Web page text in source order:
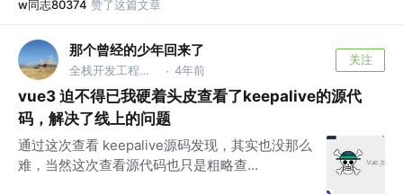
w同志80374 赞了这篇文章
那个曾经的少年回来了
全栈开发工程师 @公众号：那个曾经的少年回来了 · 4年前
关注
vue3 迫不得已我硬着头皮查看了keepalive的源代
码，解决了线上的问题
通过这次查看 keepalive源码发现，其实也没那么
难，当然这次查看源代码也只是粗略查...